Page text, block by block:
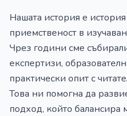
Нашата история е
приемственост в
Чрез години сме
експертизи,
практически опит с
Това ни помогна да
подход, който балансира